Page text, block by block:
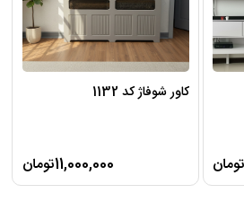
کاور شوفاژ کد 1132
11,000,000تومان